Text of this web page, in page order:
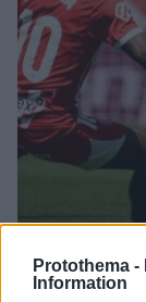
Protothema -
Information